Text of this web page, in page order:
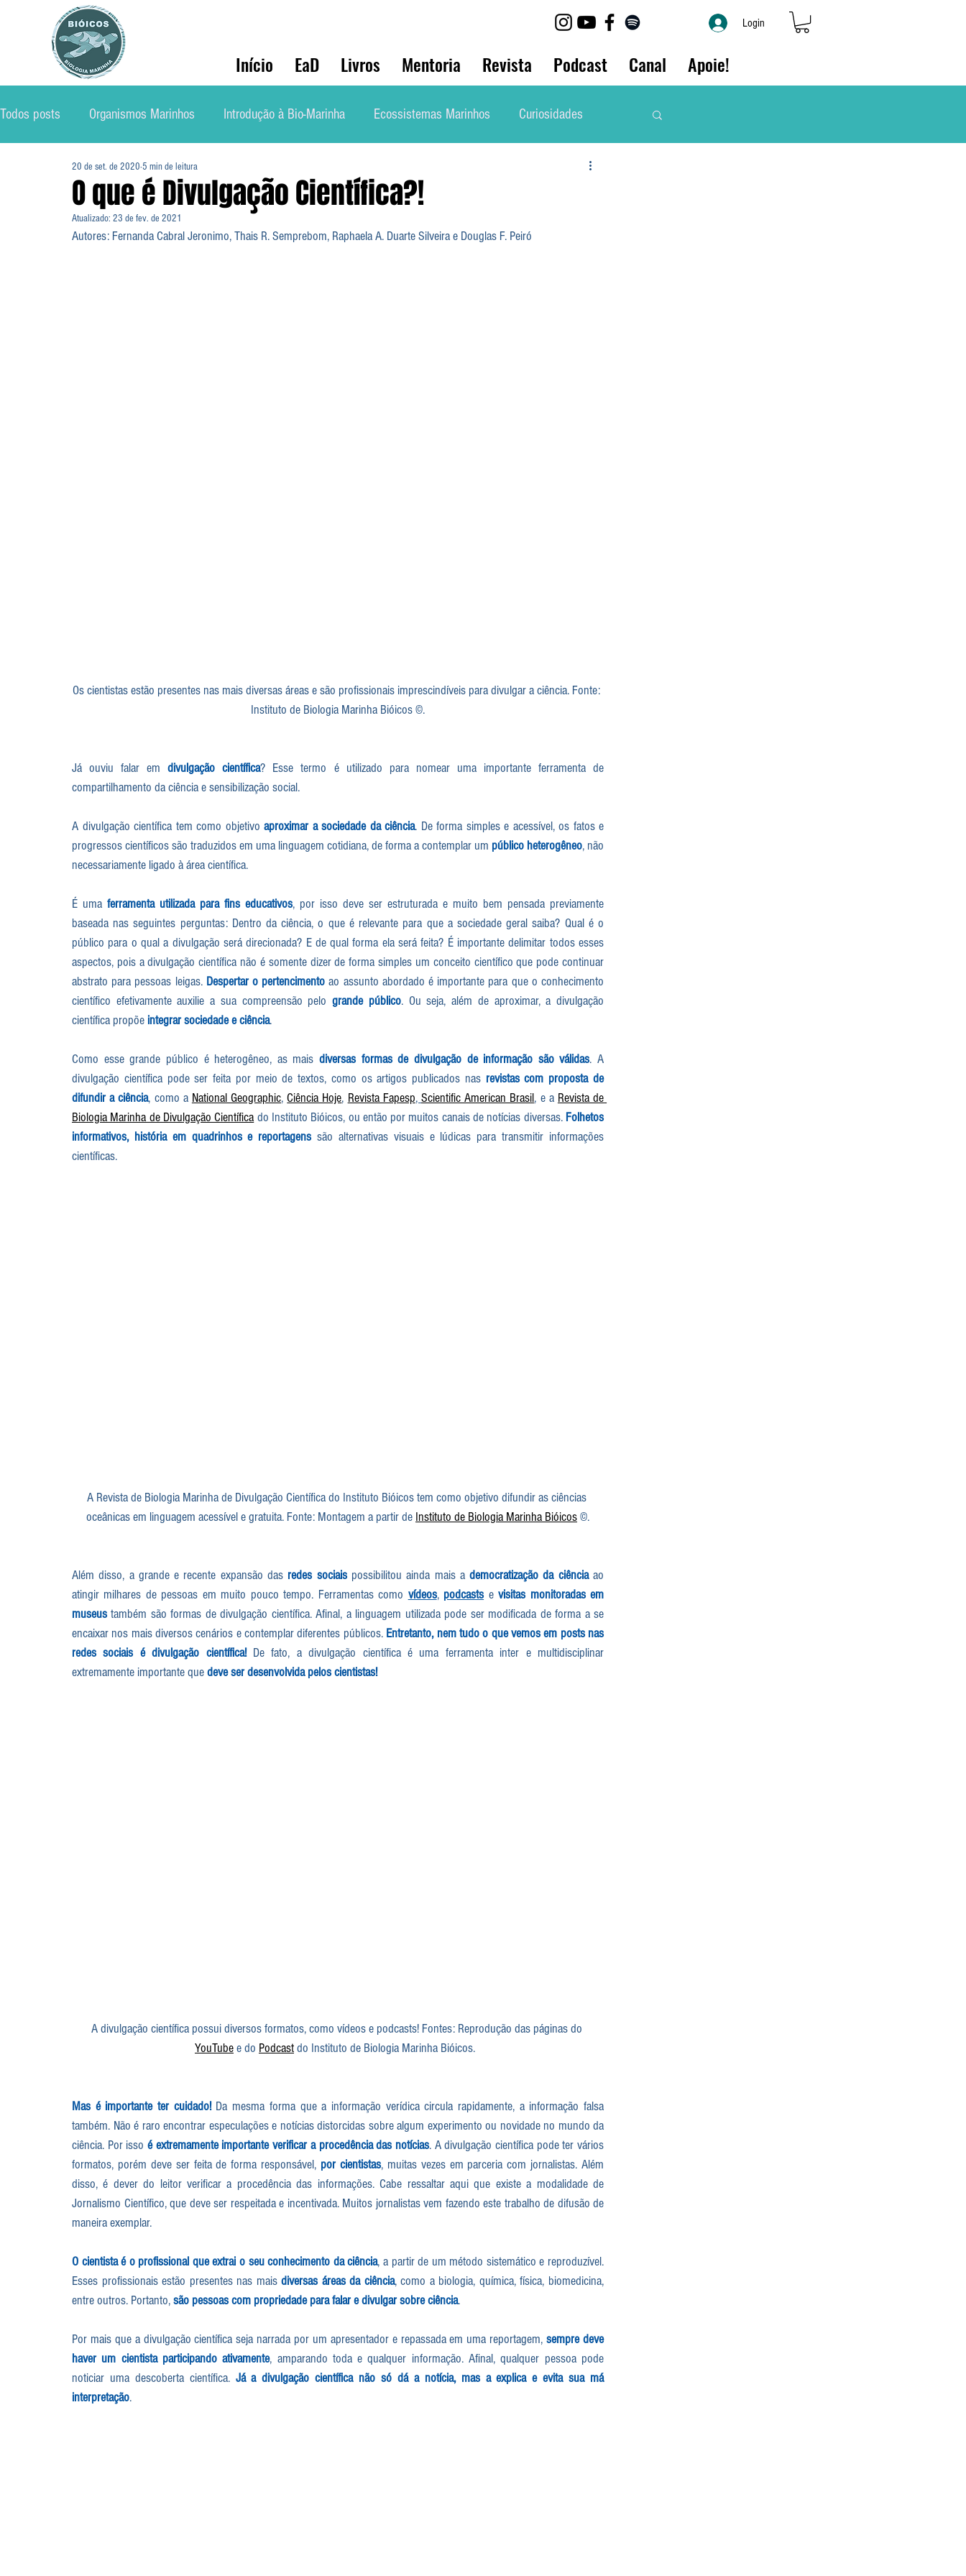
Login
Início EaD Livros Mentoria Revista Podcast Canal Apoie!
Todos posts Organismos Marinhos Introdução à Bio-Marinha Ecossistemas Marinhos Curiosidades
Conservação Ecologia Marinha
Soluções Ambientais Marinhas Biólog@s Marinh@s Mergulho Etnobiologia Evolução
O que é Divulgação Científica?!
20 de set. de 2020 5 min de leitura
Atualizado: 23 de fev. de 2021
Autores: Fernanda Cabral Jeronimo, Thais R. Semprebom, Raphaela A. Duarte Silveira e Douglas F. Peiró
Os cientistas estão presentes nas mais diversas áreas e são profissionais imprescindíveis para divulgar a ciência. Fonte:
Instituto de Biologia Marinha Bióicos ©.
Já ouviu falar em divulgação científica? Esse termo é utilizado para nomear uma importante ferramenta de
compartilhamento da ciência e sensibilização social.
A divulgação científica tem como objetivo aproximar a sociedade da ciência. De forma simples e acessível, os fatos e
progressos científicos são traduzidos em uma linguagem cotidiana, de forma a contemplar um público heterogêneo, não
necessariamente ligado à área científica.
É uma ferramenta utilizada para fins educativos, por isso deve ser estruturada e muito bem pensada previamente
baseada nas seguintes perguntas: Dentro da ciência, o que é relevante para que a sociedade geral saiba? Qual é o
público para o qual a divulgação será direcionada? E de qual forma ela será feita? É importante delimitar todos esses
aspectos, pois a divulgação científica não é somente dizer de forma simples um conceito científico que pode continuar
abstrato para pessoas leigas. Despertar o pertencimento ao assunto abordado é importante para que o conhecimento
científico efetivamente auxilie a sua compreensão pelo grande público. Ou seja, além de aproximar, a divulgação
científica propõe integrar sociedade e ciência.
Como esse grande público é heterogêneo, as mais diversas formas de divulgação de informação são válidas. A
divulgação científica pode ser feita por meio de textos, como os artigos publicados nas revistas com proposta de
difundir a ciência, como a National Geographic, Ciência Hoje, Revista Fapesp, Scientific American Brasil, e a Revista de
Biologia Marinha de Divulgação Científica do Instituto Bióicos, ou então por muitos canais de notícias diversas. Folhetos
informativos, história em quadrinhos e reportagens são alternativas visuais e lúdicas para transmitir informações
científicas.
A Revista de Biologia Marinha de Divulgação Científica do Instituto Bióicos tem como objetivo difundir as ciências
oceânicas em linguagem acessível e gratuita. Fonte: Montagem a partir de Instituto de Biologia Marinha Bióicos ©.
Além disso, a grande e recente expansão das redes sociais possibilitou ainda mais a democratização da ciência ao
atingir milhares de pessoas em muito pouco tempo. Ferramentas como vídeos, podcasts e visitas monitoradas em
museus também são formas de divulgação científica. Afinal, a linguagem utilizada pode ser modificada de forma a se
encaixar nos mais diversos cenários e contemplar diferentes públicos. Entretanto, nem tudo o que vemos em posts nas
redes sociais é divulgação científica! De fato, a divulgação científica é uma ferramenta inter e multidisciplinar
extremamente importante que deve ser desenvolvida pelos cientistas!
A divulgação científica possui diversos formatos, como vídeos e podcasts! Fontes: Reprodução das páginas do
YouTube e do Podcast do Instituto de Biologia Marinha Bióicos.
Mas é importante ter cuidado! Da mesma forma que a informação verídica circula rapidamente, a informação falsa
também. Não é raro encontrar especulações e notícias distorcidas sobre algum experimento ou novidade no mundo da
ciência. Por isso é extremamente importante verificar a procedência das notícias. A divulgação científica pode ter vários
formatos, porém deve ser feita de forma responsável, por cientistas, muitas vezes em parceria com jornalistas. Além
disso, é dever do leitor verificar a procedência das informações. Cabe ressaltar aqui que existe a modalidade de
Jornalismo Científico, que deve ser respeitada e incentivada. Muitos jornalistas vem fazendo este trabalho de difusão de
maneira exemplar.
O cientista é o profissional que extrai o seu conhecimento da ciência, a partir de um método sistemático e reproduzível.
Esses profissionais estão presentes nas mais diversas áreas da ciência, como a biologia, química, física, biomedicina,
entre outros. Portanto, são pessoas com propriedade para falar e divulgar sobre ciência.
Por mais que a divulgação científica seja narrada por um apresentador e repassada em uma reportagem, sempre deve
haver um cientista participando ativamente, amparando toda e qualquer informação. Afinal, qualquer pessoa pode
noticiar uma descoberta científica. Já a divulgação científica não só dá a notícia, mas a explica e evita sua má
interpretação.